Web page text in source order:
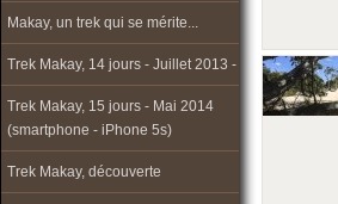
Makay, un trek qui se mérite...
Trek Makay, 14 jours - Juillet 2013 -
Trek Makay, 15 jours - Mai 2014
(smartphone - iPhone 5s)
Trek Makay, découverte